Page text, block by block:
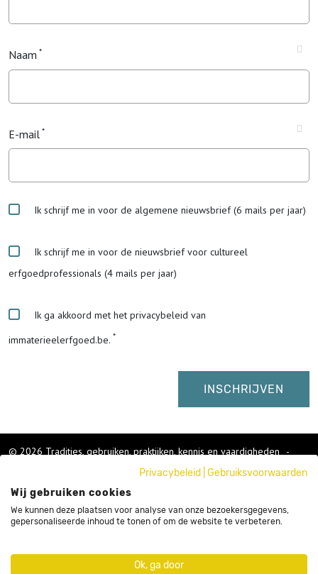
Naam
E-mail
Ik schrijf me in voor de algemene nieuwsbrief (6 mails per jaar)
Ik schrijf me in voor de nieuwsbrief voor cultureel
erfgoedprofessionals (4 mails per jaar)
Ik ga akkoord met het privacybeleid van
immaterieelerfgoed.be.
© 2026 Tradities, gebruiken, praktijken, kennis en vaardigheden
-
Gebruikersvoorwaarden
Privacybeleid
Cookies
Sitemap
Webdesign by Code d'Or
Privacybeleid
Gebruiksvoorwaarden
Wij gebruiken cookies
We kunnen deze plaatsen voor analyse van onze bezoekersgegevens,
gepersonaliseerde inhoud te tonen of om de website te verbeteren.
Ok, ga door